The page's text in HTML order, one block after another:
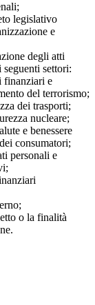
legislativo
e
degli atti
settori:
finanziari e
del terrorismo;
dei trasporti;
nucleare;
e benessere
consumatori;
personali e
o la finalità